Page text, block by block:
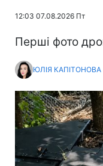
12:03 07.08.2026 Пт
Перші фото
ЮЛІЯ КАПІТОНОВА